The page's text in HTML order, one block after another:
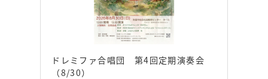
ドレミファ合唱団 第4回定期演奏会
（8/30）